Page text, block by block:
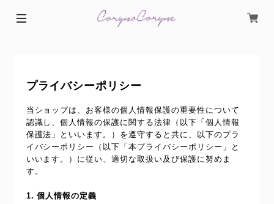
プライバシーポリシー
当ショップは、お客様の個人情報保護の重要性について
認識し、個人情報の保護に関する法律（以下「個人情報
保護法」といいます。）を遵守すると共に、以下のプラ
イバシーポリシー（以下「本プライバシーポリシー」と
いいます。）に従い、適切な取扱い及び保護に努めま
す。
1. 個人情報の定義